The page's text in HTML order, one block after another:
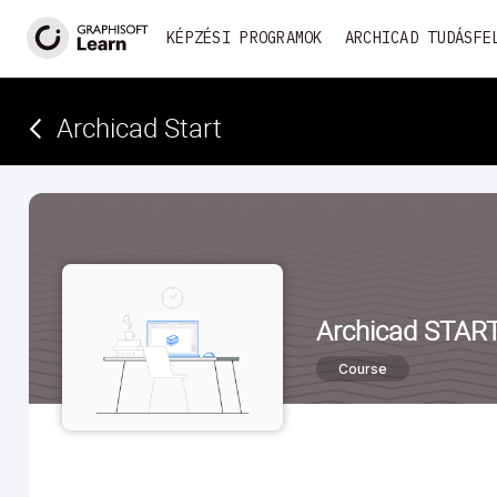
KÉPZÉSI PROGRAMOK ARCHICAD
Archicad Start
Archicad
Course